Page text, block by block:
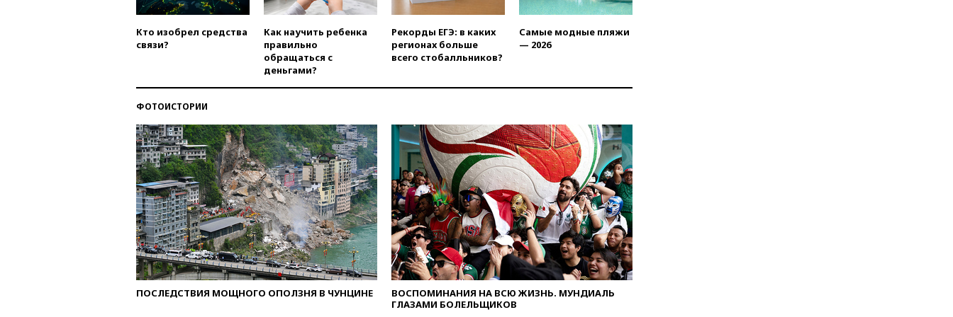
и Геленджик
выиграл золото чемпионата
Европы в прыжках с 10-
метровой вышки
вчера, 21:10РФ не получала
в Армении
вчера, 21:00В России вновь
обсуждают эксперимент по
онлайн-продаже алкоголя
вчера, 20:45Матвиенко:
россиянам могут
рекомендовать не посещать
Армению
вчера, 20:35 ПВО за день
сбила еще 281 украинский
беспилотник над Россией
вчера, 20:27 Ямпольская
призвала оптимизировать
Кто изобрел средства
связи?
Как научить ребенка
правильно
обращаться с
деньгами?
Рекорды ЕГЭ: в каких
регионах больше
всего стобалльников?
Самые модные пляжи
— 2026
ФОТОИСТОРИИ
ПОСЛЕДСТВИЯ МОЩНОГО ОПОЛЗНЯ В ЧУНЦИНЕ
ВОСПОМИНАНИЯ НА ВСЮ ЖИЗНЬ. МУНДИАЛЬ
ГЛАЗАМИ БОЛЕЛЬЩИКОВ